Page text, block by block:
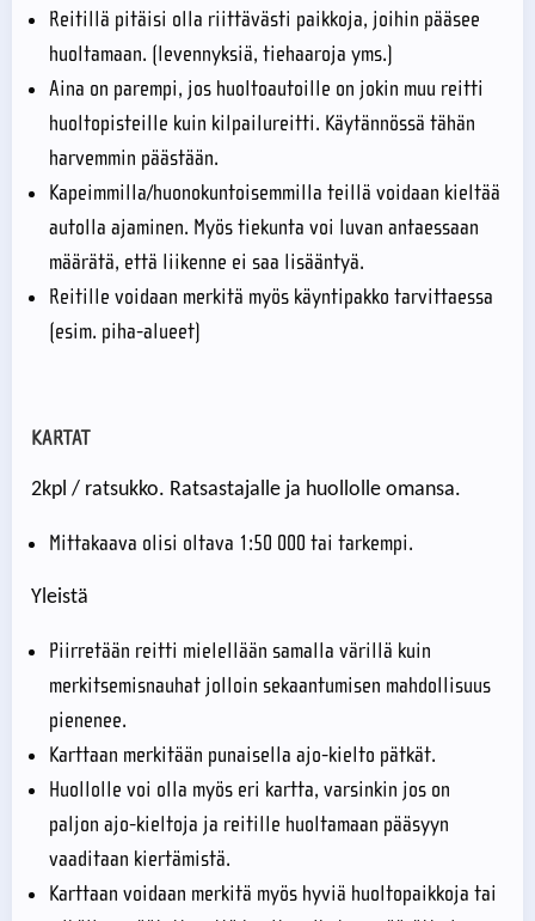
Reitillä pitäisi olla riittävästi paikkoja, joihin pääsee
huoltamaan. (levennyksiä, tiehaaroja yms.)
Aina on parempi, jos huoltoautoille on jokin muu reitti
huoltopisteille kuin kilpailureitti. Käytännössä tähän
harvemmin päästään.
Kapeimmilla/huonokuntoisemmilla teillä voidaan kieltää
autolla ajaminen. Myös tiekunta voi luvan antaessaan
määrätä, että liikenne ei saa lisääntyä.
Reitille voidaan merkitä myös käyntipakko tarvittaessa
(esim. piha-alueet)
KARTAT
2kpl / ratsukko. Ratsastajalle ja huollolle omansa.
Mittakaava olisi oltava 1:50 000 tai tarkempi.
Yleistä
Piirretään reitti mielellään samalla värillä kuin
merkitsemisnauhat jolloin sekaantumisen mahdollisuus
pienenee.
Karttaan merkitään punaisella ajo-kielto pätkät.
Huollolle voi olla myös eri kartta, varsinkin jos on
paljon ajo-kieltoja ja reitille huoltamaan pääsyyn
vaaditaan kiertämistä.
Karttaan voidaan merkitä myös hyviä huoltopaikkoja tai